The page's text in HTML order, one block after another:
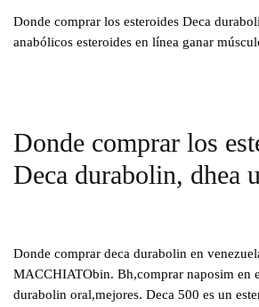
Donde comprar los esteroides Deca
anabólicos esteroides en línea ganar
Donde comprar los
Deca durabolin, dhea
Donde comprar deca durabolin en
MACCHIATObin. Bh,comprar naposim en
durabolin oral,mejores. Deca 500 es un